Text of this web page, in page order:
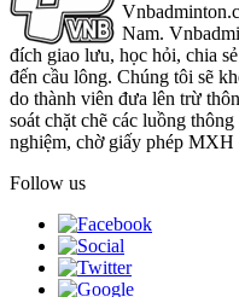
Nam.
đích giao lưu, học hỏi, chia
đến cầu lông. Chúng tôi sẽ
do thành viên đưa lên trừ
soát chặt chẽ các luồng
nghiệm, chờ giấy phép
Follow us